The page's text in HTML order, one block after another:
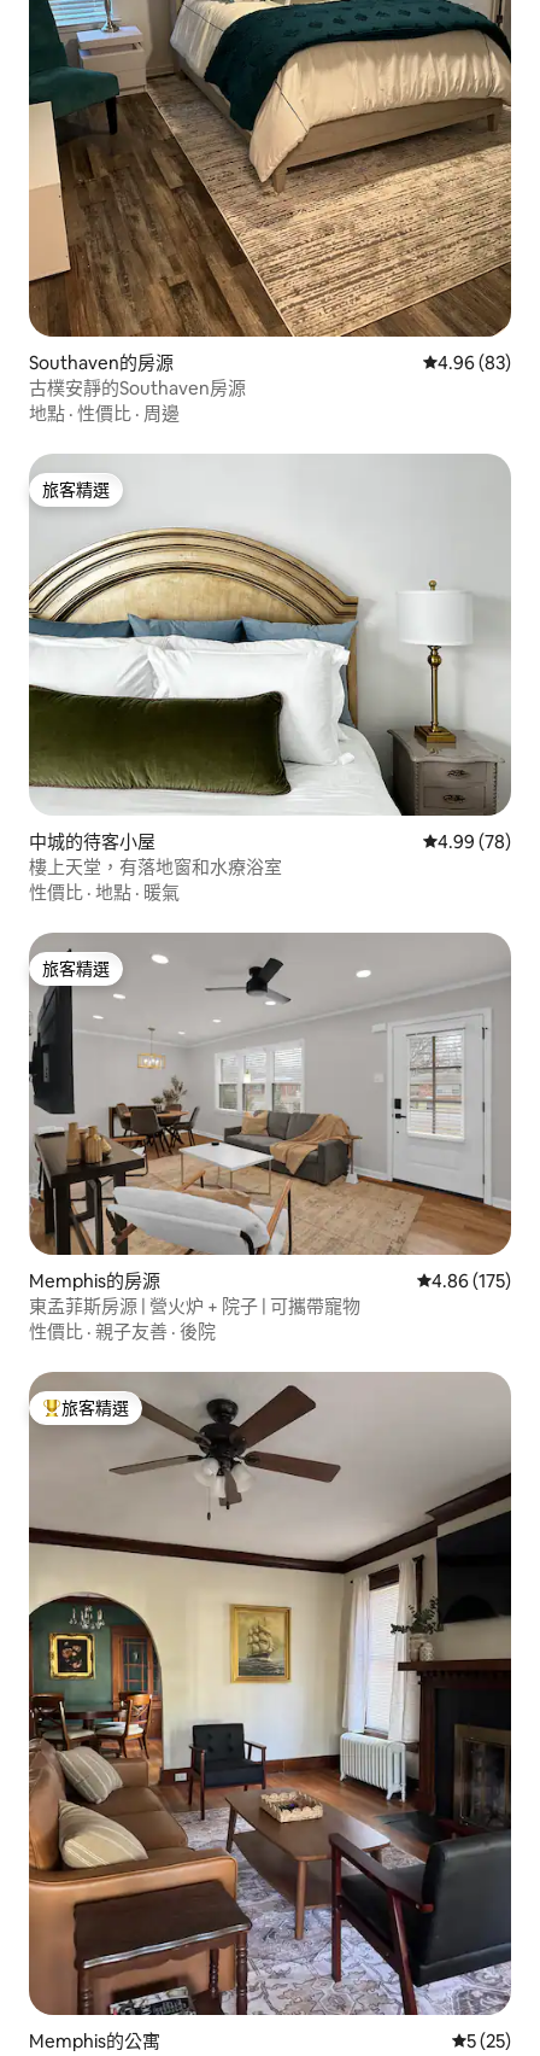
Southaven的房源 從 83 則評價
4.96 (83)
古樸安靜的Southaven房源
地點 · 性價比 · 周邊
旅客精選
旅客精選
中城的待客小屋 從 78 則評價
4.99 (78)
樓上天堂，有落地窗和水療浴室
性價比 · 地點 · 暖氣
旅客精選
旅客精選
Memphis的房源 從 175 則評價
4.86 (175)
東孟菲斯房源 | 營火炉 + 院子 | 可攜帶寵物
性價比 · 親子友善 · 後院
旅客精選榜首
旅客精選
Memphis的公寓 從 25 則評
5 (25)